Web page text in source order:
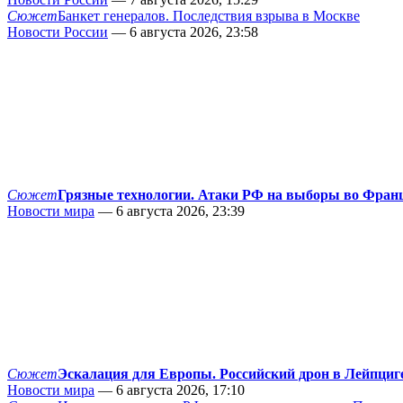
СюжетБанкет генералов. Последствия взрыва в Москве
Новости России — 6 августа 2026, 23:58
СюжетГрязные технологии. Атаки РФ на выборы во
Новости мира — 6 августа 2026, 23:39
СюжетЭскалация для Европы. Российский дрон в
Новости мира — 6 августа 2026, 17:10